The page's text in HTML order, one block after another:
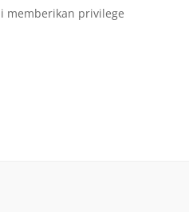
memberikan privilege